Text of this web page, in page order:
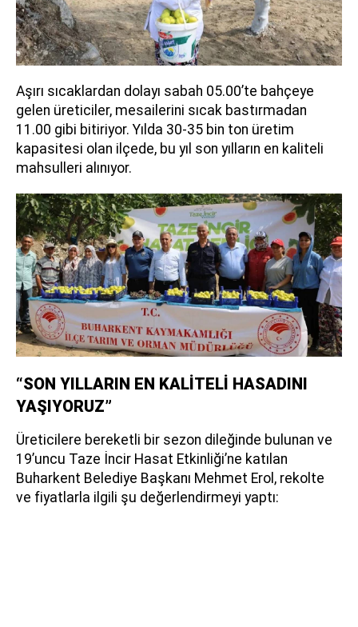
Aşırı sıcaklardan dolayı sabah 05.00’te bahçeye
gelen üreticiler, mesailerini sıcak bastırmadan
11.00 gibi bitiriyor. Yılda 30-35 bin ton üretim
kapasitesi olan ilçede, bu yıl son yılların en kaliteli
mahsulleri alınıyor.
“SON YILLARIN EN KALİTELİ HASADINI
YAŞIYORUZ”
Üreticilere bereketli bir sezon dileğinde bulunan ve
19’uncu Taze İncir Hasat Etkinliği’ne katılan
Buharkent Belediye Başkanı Mehmet Erol, rekolte
ve fiyatlarla ilgili şu değerlendirmeyi yaptı: